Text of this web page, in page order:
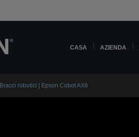
CASA AZIENDA
Bracci robotici | Epson Cobot AX6